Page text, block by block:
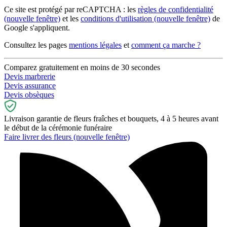
Ce site est protégé par reCAPTCHA : les règles de confidentialité
(nouvelle fenêtre) et les conditions d'utilisation (nouvelle fenêtre) de
Google s'appliquent.
Consultez les pages mentions légales et comment ça marche ?
Comparez gratuitement en moins de 30 secondes
Devis marbrerie
Devis assurance
Devis obsèques
Livraison garantie de fleurs fraîches et bouquets, 4 à 5 heures avant
le début de la cérémonie funéraire
Faire livrer des fleurs (nouvelle fenêtre)